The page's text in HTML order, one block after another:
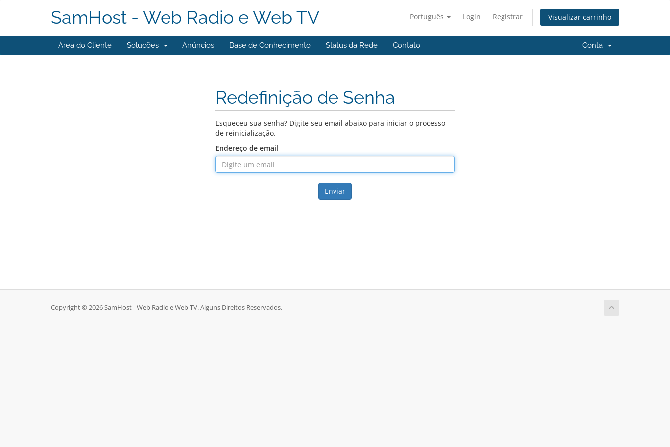
Português Login Registrar Visualizar carrinho
SamHost - Web Radio e Web TV
Área do Cliente Soluções Anúncios Base de Conhecimento Status da Rede Contato Conta
Redefinição de Senha
Esqueceu sua senha? Digite seu email abaixo para iniciar o processo
de reinicialização.
Endereço de email
Enviar
Copyright © 2026 SamHost - Web Radio e Web TV. Alguns Direitos Reservados.